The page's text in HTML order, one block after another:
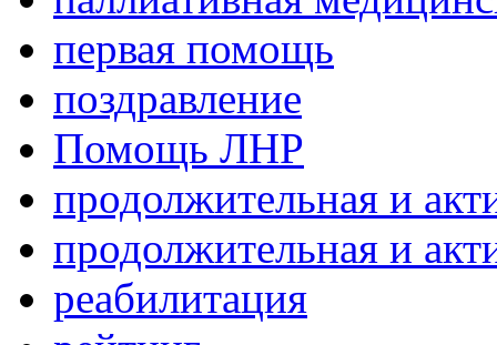
первая помощь
поздравление
Помощь ЛНР
продолжительная и
продолжительная и
реабилитация